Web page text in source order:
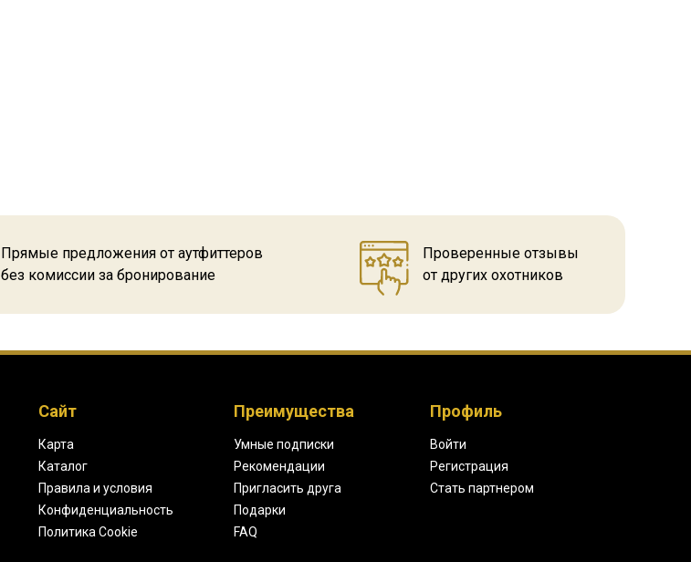
Прямые предложения от аутфиттеров
без комиссии за бронирование
Проверенные отзывы
от других охотников
Сайт
Карта
Каталог
Правила и условия
Конфиденциальность
Политика Cookie
Преимущества
Умные подписки
Рекомендации
Пригласить друга
Подарки
FAQ
Профиль
Войти
Регистрация
Стать партнером